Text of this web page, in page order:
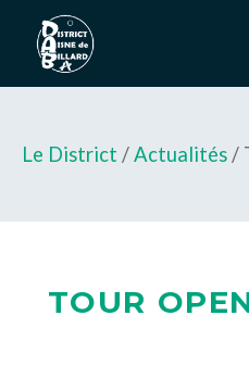
Le District /Actualités /
TOUR